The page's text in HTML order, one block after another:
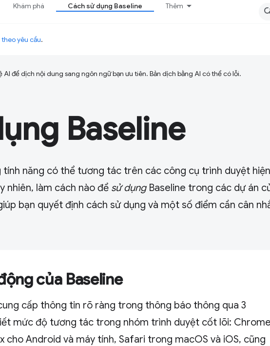
Khám phá Cách sử dụng Baseline Thêm
yêu cầu.
để dịch nội dung sang ngôn ngữ bạn ưu tiên. Bản dịch bằng AI có thể có lỗi.
Baseline
tính năng có thể tương tác trên các công cụ trình duyệt
nhiên, làm cách nào để sử dụngBaseline trong các dự án
bạn quyết định cách sử dụng và một số điểm cần cân
của Baseline
cấp thông tin rõ ràng trong thông báo thông qua 3
mức độ tương tác trong nhóm trình duyệt cốt lõi:
cho Android và máy tính, Safari trong macOS và iOS, cũng